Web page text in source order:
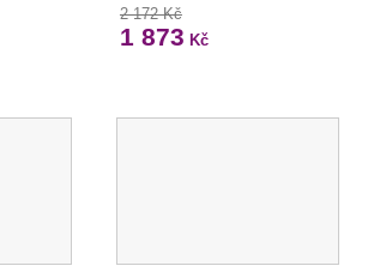
2 172 Kč
1 873 Kč